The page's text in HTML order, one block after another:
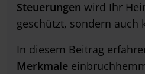
Steuerungen wird Ihr
geschützt, sondern auch
In diesem Beitrag
Merkmale